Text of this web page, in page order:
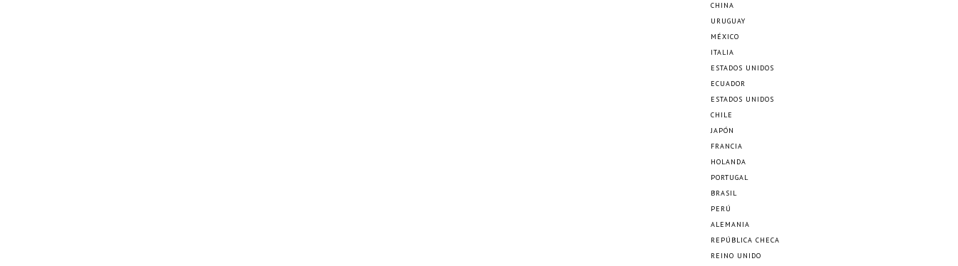
CHINA
URUGUAY
MÉXICO
ITALIA
ESTADOS UNIDOS
ECUADOR
ESTADOS UNIDOS
CHILE
JAPÓN
FRANCIA
HOLANDA
PORTUGAL
BRASIL
PERÚ
ALEMANIA
REPÚBLICA CHECA
REINO UNIDO